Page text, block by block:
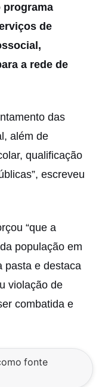
programa
de
a rede de
das
além de
qualificação
escreveu
“que a
população em
pasta e destaca
violação de
combatida e
fonte